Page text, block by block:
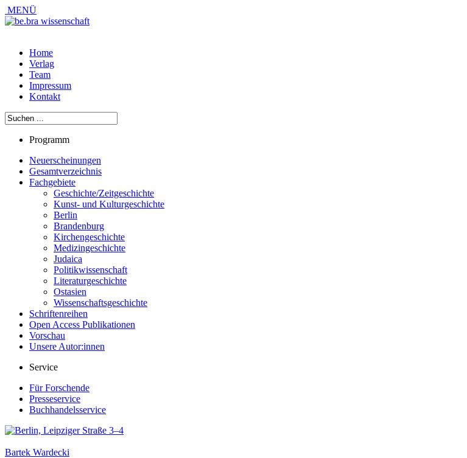
MENÜ
Home
Verlag
Team
Impressum
Kontakt
Programm
Neuerscheinungen
Gesamtverzeichnis
Fachgebiete
Geschichte/Zeitgeschichte
Kunst- und Kulturgeschichte
Berlin
Brandenburg
Kirchengeschichte
Medizingeschichte
Judaica
Politikwissenschaft
Literaturgeschichte
Ostasien
Wissenschaftsgeschichte
Schriftenreihen
Open Access Publikationen
Vorschau
Unsere Autor:innen
Service
Für Forschende
Presseservice
Buchhandelsservice
Bartek Wardecki